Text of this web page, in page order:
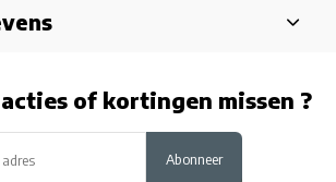
of kortingen missen ?
Abonneer